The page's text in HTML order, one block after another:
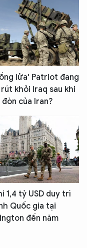
lửa' Patriot đang
khỏi Iraq sau khi
của Iran?
1,4 tỷ USD duy trì
Quốc gia tại
đến năm